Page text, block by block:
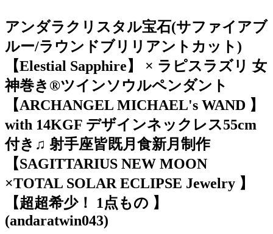
アンダラクリスタル宝石(サファイアブ
ルー/ラウンドブリリアントカット)
【Elestial Sapphire】 × ラピスラズリ 女
神巻き®︎ツインソウルペンダント
【ARCHANGEL MICHAEL's WAND 】
with 14KGF デザインネックレス55cm
付き♫ 射手座皆既月食新月制作
【SAGITTARIUS NEW MOON
×TOTAL SOLAR ECLIPSE Jewelry 】
【超超希少！ 1点もの 】
(andaratwin043)